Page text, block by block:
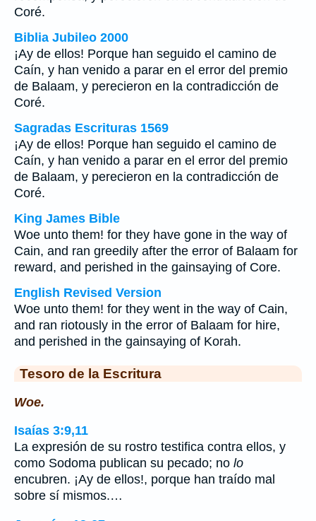
Coré.
Biblia Jubileo 2000
¡Ay de ellos! Porque han seguido el camino de
Caín, y han venido a parar en el error del premio
de Balaam, y perecieron en la contradicción de
Coré.
Sagradas Escrituras 1569
¡Ay de ellos! Porque han seguido el camino de
Caín, y han venido a parar en el error del premio
de Balaam, y perecieron en la contradicción de
Coré.
King James Bible
Woe unto them! for they have gone in the way of
Cain, and ran greedily after the error of Balaam for
reward, and perished in the gainsaying of Core.
English Revised Version
Woe unto them! for they went in the way of Cain,
and ran riotously in the error of Balaam for hire,
and perished in the gainsaying of Korah.
Tesoro de la Escritura
Woe.
Isaías 3:9,11
La expresión de su rostro testifica contra ellos, y
como Sodoma publican su pecado; no lo
encubren. ¡Ay de ellos!, porque han traído mal
sobre sí mismos.…